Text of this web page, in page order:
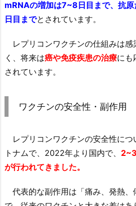
mRNAの増加は7~8日目まで、抗
日目までとされています。
レプリコンワクチンの仕組みは感
く、将来は癌や免疫疾患の治療にも
されています。
ワクチンの安全性・副作用
レプリコンワクチンの安全性につ
トナムで、2022年より国内で、
が行われてきました。
代表的な副作用は「痛み、発熱、